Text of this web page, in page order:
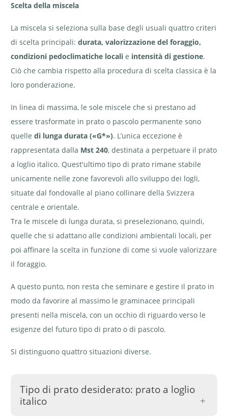
Scelta della miscela
La miscela si seleziona sulla base degli usuali quattro criteri
di scelta principali: durata, valorizzazione del foraggio,
condizioni pedoclimatiche locali e intensità di gestione.
Ciò che cambia rispetto alla procedura di scelta classica è la
loro ponderazione.
In linea di massima, le sole miscele che si prestano ad
essere trasformate in prato o pascolo permanente sono
quelle di lunga durata («G*»). L’unica eccezione è
rappresentata dalla Mst 240, destinata a perpetuare il prato
a loglio italico. Quest'ultimo tipo di prato rimane stabile
unicamente nelle zone favorevoli allo sviluppo dei logli,
situate dal fondovalle al piano collinare della Svizzera
centrale e orientale.
Tra le miscele di lunga durata, si preselezionano, quindi,
quelle che si adattano alle condizioni ambientali locali, per
poi affinare la scelta in funzione di come si vuole valorizzare
il foraggio.
A questo punto, non resta che seminare e gestire il prato in
modo da favorire al massimo le graminacee principali
presenti nella miscela, con un occhio di riguardo verso le
esigenze del futuro tipo di prato o di pascolo.
Si distinguono quattro situazioni diverse.
Tipo di prato desiderato: prato a loglio
italico